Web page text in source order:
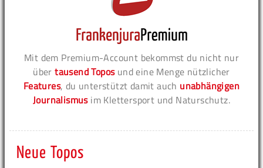
Mit dem Premium-Account bekommst du nicht nur
übertausend Toposund eine Menge nützlicher
Features, du unterstützt damit auch unabhängigen
Journalismusim Klettersport und Naturschutz.
Neue Topos